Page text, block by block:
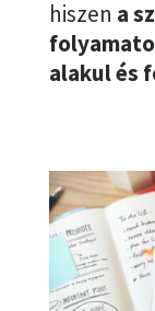
hiszen a
alakul és